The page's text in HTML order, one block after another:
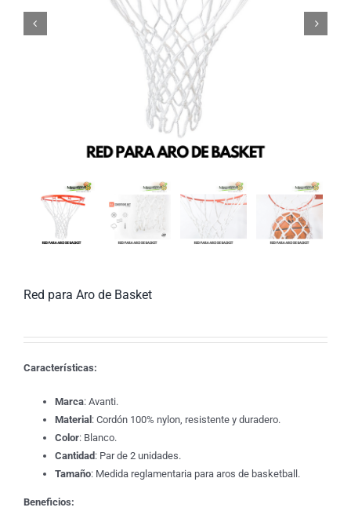
 
Red para Aro de Basket
Características:
Marca: Avanti.
Material: Cordón 100% nylon, resistente y duradero.
Color: Blanco.
Cantidad: Par de 2 unidades.
Tamaño: Medida reglamentaria para aros de basketball.
Beneficios: